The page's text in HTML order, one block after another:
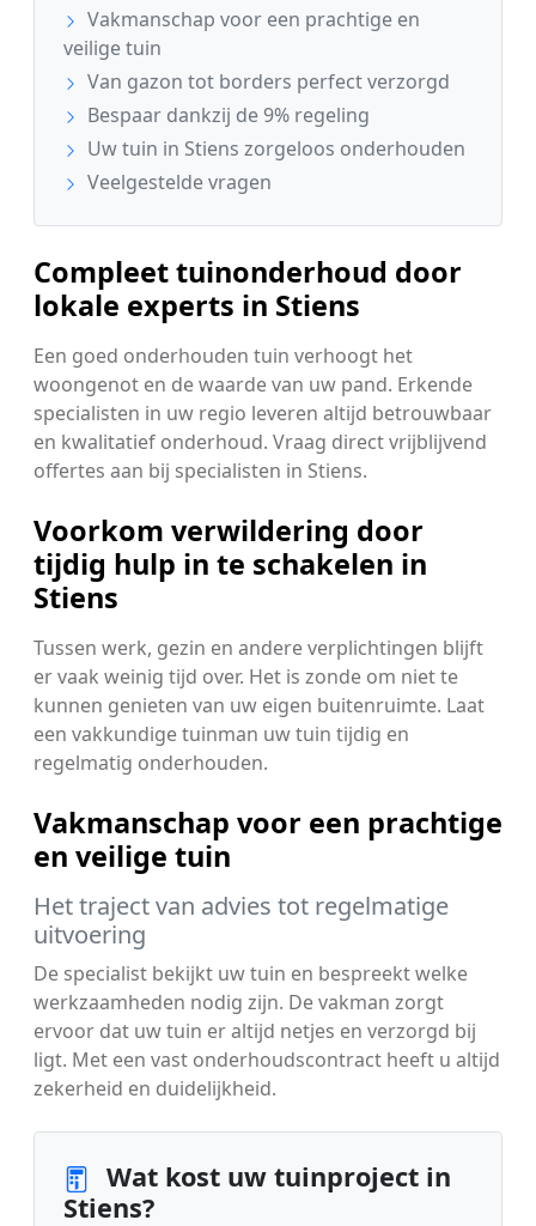
Vakmanschap voor een prachtige en
veilige tuin
Van gazon tot borders perfect verzorgd
Bespaar dankzij de 9% regeling
Uw tuin in Stiens zorgeloos onderhouden
Veelgestelde vragen
Compleet tuinonderhoud door
lokale experts in Stiens
Een goed onderhouden tuin verhoogt het
woongenot en de waarde van uw pand. Erkende
specialisten in uw regio leveren altijd betrouwbaar
en kwalitatief onderhoud. Vraag direct vrijblijvend
offertes aan bij specialisten in Stiens.
Voorkom verwildering door
tijdig hulp in te schakelen in
Stiens
Tussen werk, gezin en andere verplichtingen blijft
er vaak weinig tijd over. Het is zonde om niet te
kunnen genieten van uw eigen buitenruimte. Laat
een vakkundige tuinman uw tuin tijdig en
regelmatig onderhouden.
Vakmanschap voor een prachtige
en veilige tuin
Het traject van advies tot regelmatige
uitvoering
De specialist bekijkt uw tuin en bespreekt welke
werkzaamheden nodig zijn. De vakman zorgt
ervoor dat uw tuin er altijd netjes en verzorgd bij
ligt. Met een vast onderhoudscontract heeft u altijd
zekerheid en duidelijkheid.
Wat kost uw tuinproject in
Stiens?